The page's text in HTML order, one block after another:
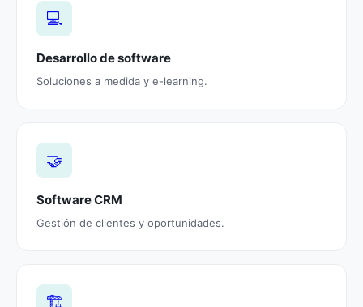
💻
Desarrollo de software
Soluciones a medida y e-learning.
🤝
Software CRM
Gestión de clientes y oportunidades.
🏗️